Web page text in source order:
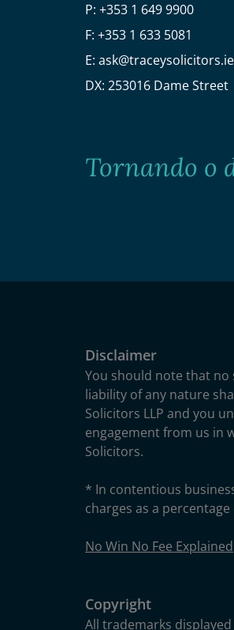
P: +353 1 649 9900
F: +353 1 633 5081
E: ask@traceysolicitors.ie
DX: 253016 Dame Street
Tornando o
Disclaimer
You should note that
liability of any nature
Solicitors LLP and you
engagement from us in
Solicitors.
* In contentious
charges as a
No Win No Fee Explained
Copyright
All trademarks